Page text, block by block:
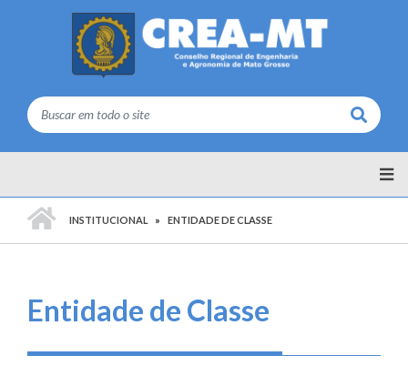
Buscar
INSTITUCIONAL ENTIDADE DE CLASSE
Entidade de Classe